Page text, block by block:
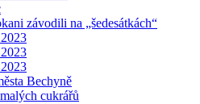
závodili na „šedesátkách“
Bechyně
cukrářů